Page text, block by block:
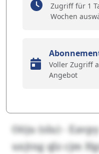
Zugriff für 1
Wochen
Voller Zugriff
Angebot
Oöju (slu) -
uxjtng qlz cjm